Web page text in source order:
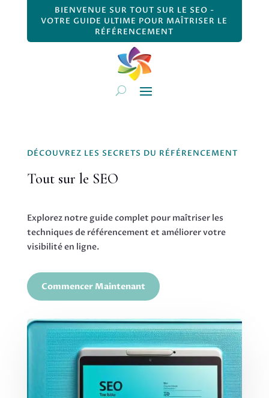
BIENVENUE SUR TOUT SUR LE SEO -
VOTRE GUIDE ULTIME POUR MAÎTRISER LE
RÉFÉRENCEMENT
DÉCOUVREZ LES SECRETS DU RÉFÉRENCEMENT
Tout sur le SEO
Explorez notre guide complet pour maîtriser les
techniques de référencement et améliorer votre
visibilité en ligne.
Commencer Maintenant